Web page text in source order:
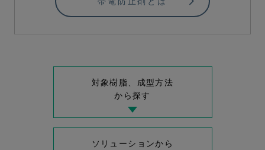
対象樹脂、成型方法
から探す
ソリューションから